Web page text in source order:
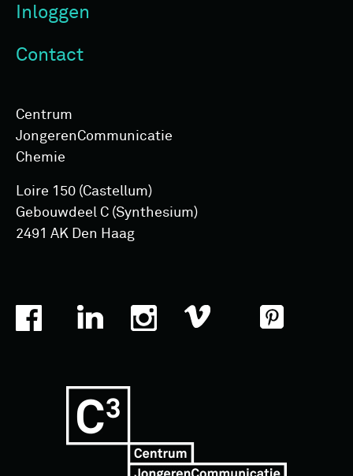
Inloggen
Contact
Centrum
Jongeren­Communicatie
Chemie
Loire 150 (Castellum)
Gebouwdeel C (Synthesium)
2491 AK Den Haag